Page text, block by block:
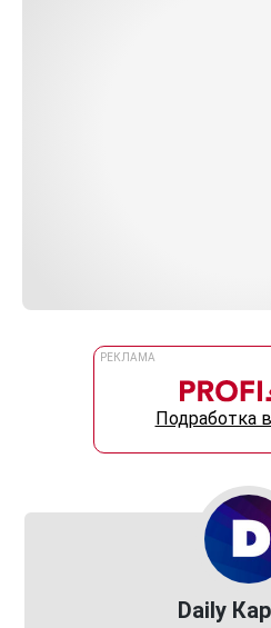
РЕКЛАМА
Подработка
Daily